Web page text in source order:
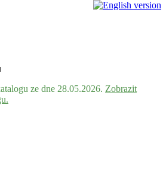
ze dne 28.05.2026. Zobrazit